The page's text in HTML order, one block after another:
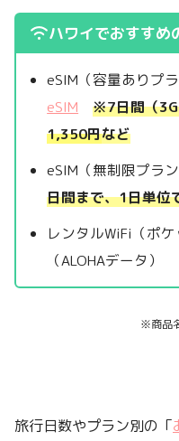
ハワイでおすすめ
eSIM（容量ありプラ
eSIM
※7日間（
1,350円など
eSIM（無制限プラン
日間まで、1日単位
レンタルWiFi（ポケ
（ALOHAデータ）
※商品
旅行日数やプラン別の「